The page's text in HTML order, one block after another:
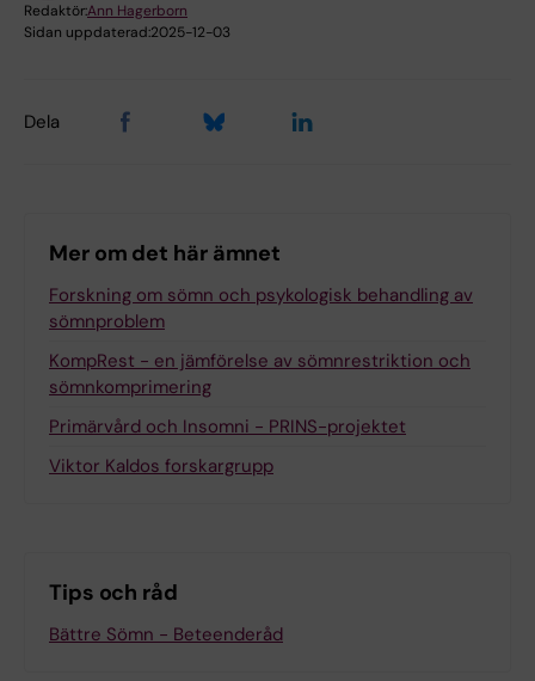
Redaktör:Ann Hagerborn
Sidan uppdaterad:2025-12-03
Dela
Mer om det här ämnet
Forskning om sömn och psykologisk behandling av
sömnproblem
KompRest - en jämförelse av sömnrestriktion och
sömnkomprimering
Primärvård och Insomni - PRINS-projektet
Viktor Kaldos forskargrupp
Tips och råd
Bättre Sömn - Beteenderåd